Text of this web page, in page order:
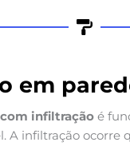
em
infiltração é
A infiltração ocorre